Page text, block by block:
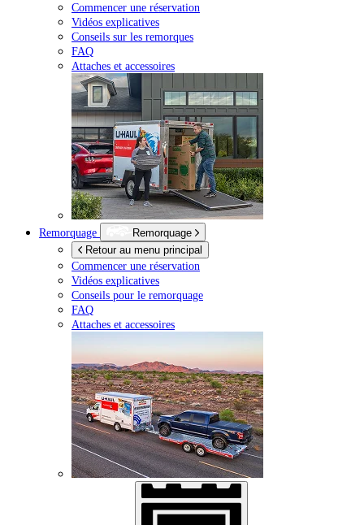
Commencer une réservation
Vidéos explicatives
Conseils sur les remorques
FAQ
Attaches et accessoires
Remorquage
Remorquage
Retour au menu principal
Commencer une réservation
Vidéos explicatives
Conseils pour le remorquage
FAQ
Attaches et accessoires